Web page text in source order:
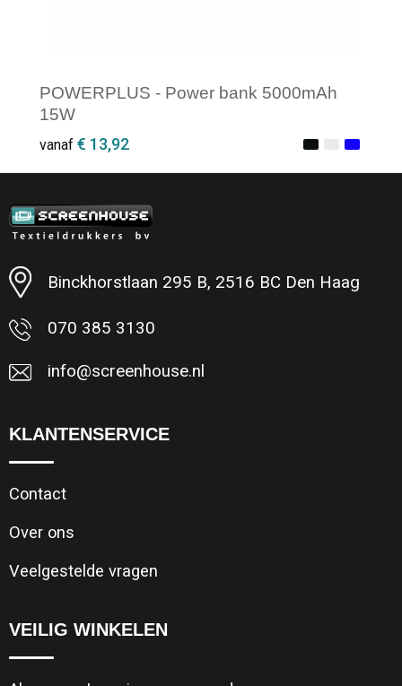
POWERPLUS - Power bank 5000mAh
15W
vanaf € 13,92
Minimale afname: 1
Binckhorstlaan 295 B, 2516 BC Den Haag
070 385 3130
info@screenhouse.nl
KLANTENSERVICE
Contact
Over ons
Veelgestelde vragen
VEILIG WINKELEN